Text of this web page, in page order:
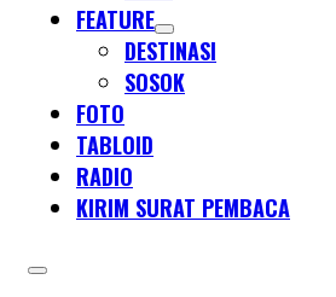
FEATURE
DESTINASI
SOSOK
FOTO
TABLOID
RADIO
KIRIM SURAT PEMBACA